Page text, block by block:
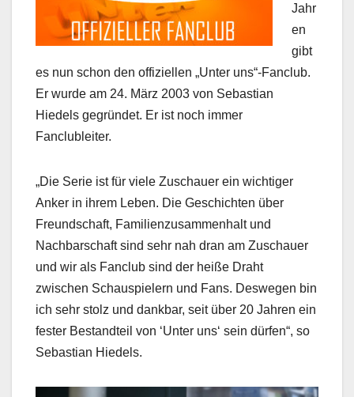
Jahr
en
gibt
es nun schon den offiziellen „Unter uns“-Fanclub.
Er wurde am 24. März 2003 von Sebastian
Hiedels gegründet. Er ist noch immer
Fanclubleiter.
„Die Serie ist für viele Zuschauer ein wichtiger
Anker in ihrem Leben. Die Geschichten über
Freundschaft, Familienzusammenhalt und
Nachbarschaft sind sehr nah dran am Zuschauer
und wir als Fanclub sind der heiße Draht
zwischen Schauspielern und Fans. Deswegen bin
ich sehr stolz und dankbar, seit über 20 Jahren ein
fester Bestandteil von ‘Unter uns‘ sein dürfen“, so
Sebastian Hiedels.